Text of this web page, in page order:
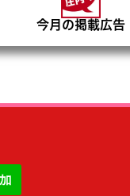
今月の掲載広告